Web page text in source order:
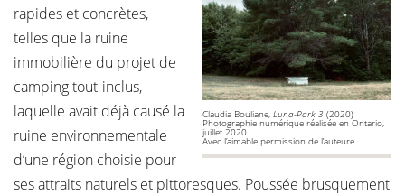
Claudia Bouliane, Luna-Park 3 (2020)
Photographie numérique réalisée en Ontario,
juillet 2020
Avec l’aimable permission de l’auteure
rapides et concrètes,
telles que la ruine
immobilière du projet de
camping tout-inclus,
laquelle avait déjà causé la
ruine environnementale
d’une région choisie pour
ses attraits naturels et pittoresques. Poussée brusquement